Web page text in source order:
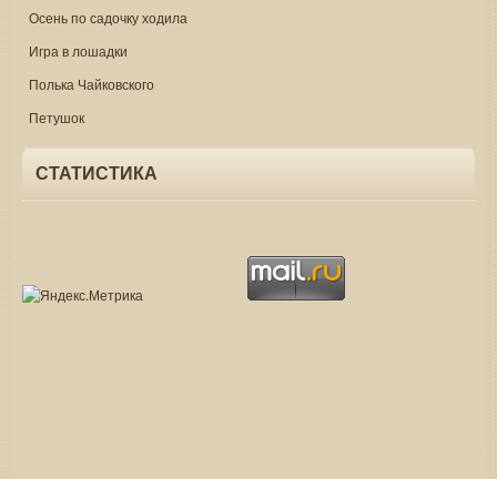
Осень по садочку ходила
Игра в лошадки
Полька Чайковского
Петушок
СТАТИСТИКА